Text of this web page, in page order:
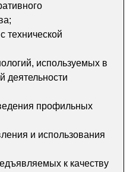
технической
используемых в
деятельности
профильных
и использования
к качеству